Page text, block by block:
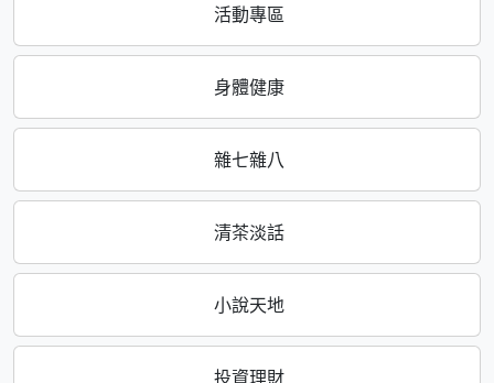
活動專區
身體健康
雜七雜八
清茶淡話
小說天地
投資理財